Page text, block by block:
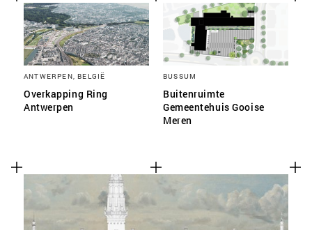
ANTWERPEN, BELGIË
Overkapping Ring
Antwerpen
BUSSUM
Buitenruimte
Gemeentehuis Gooise
Meren